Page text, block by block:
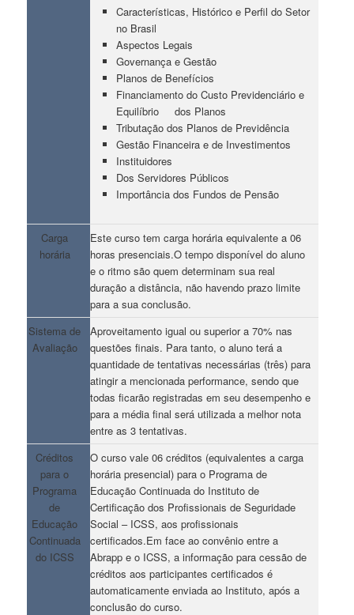
Características, Histórico e Perfil do Setor
no Brasil
Aspectos Legais
Governança e Gestão
Planos de Benefícios
Financiamento do Custo Previdenciário e
Equilíbrio dos Planos
Tributação dos Planos de Previdência
Gestão Financeira e de Investimentos
Instituidores
Dos Servidores Públicos
Importância dos Fundos de Pensão
Carga
horária
Este curso tem carga horária equivalente a 06
horas presenciais.O tempo disponível do aluno
e o ritmo são quem determinam sua real
duração a distância, não havendo prazo limite
para a sua conclusão.
Sistema de
Avaliação
Aproveitamento igual ou superior a 70% nas
questões finais. Para tanto, o aluno terá a
quantidade de tentativas necessárias (três) para
atingir a mencionada performance, sendo que
todas ficarão registradas em seu desempenho e
para a média final será utilizada a melhor nota
entre as 3 tentativas.
Créditos
para o
Programa
de
Educação
Continuada
do ICSS
O curso vale 06 créditos (equivalentes a carga
horária presencial) para o Programa de
Educação Continuada do Instituto de
Certificação dos Profissionais de Seguridade
Social – ICSS, aos profissionais
certificados.Em face ao convênio entre a
Abrapp e o ICSS, a informação para cessão de
créditos aos participantes certificados é
automaticamente enviada ao Instituto, após a
conclusão do curso.